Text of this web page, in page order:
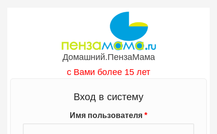
Домашний.ПензаМама
с Вами более 15 лет
Вход в систему
Имя пользователя *